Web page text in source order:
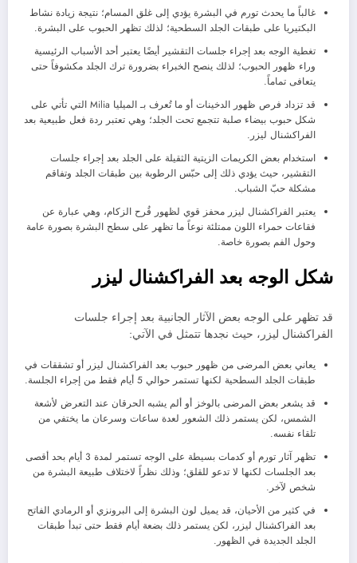
غالباً ما يحدث تورم في البشرة يؤدي إلى غلق المسام؛ نتيجة زيادة نشاط
البكتيريا على طبقات الجلد السطحية؛ لذلك تظهر الحبوب على البشرة.
تغطية الوجه بعد إجراء جلسات التقشير أيضًا يعتبر أحد الأسباب الرئيسية
وراء ظهور الحبوب؛ لذلك ينصح الخبراء بضرورة ترك الجلد مكشوفاً حتى
يتعافى تماماً.
قد تزداد فرص ظهور الدخينات أو ما تُعرف بـ الميليا Milia التي تأتي على
شكل حبوب بيضاء صلبة تتجمع تحت الجلد؛ وهي تعتبر ردة فعل طبيعية بعد
الفراكشنال ليزر.
استخدام بعض الكريمات الزيتية الثقيلة على الجلد بعد إجراء جلسات
التقشير، حيث يؤدي ذلك إلى حبّس الرطوبة بين طبقات الجلد وتفاقم
مشكلة حبّ الشباب.
يعتبر الفراكشنال ليزر محفز قوي لظهور قُرح الزكام، وهي عبارة عن
فقاعات حمراء اللون ممتلئة نوعاً ما تظهر على سطح البشرة بصورة عامة
وحول الفم بصورة خاصة.
شكل الوجه بعد الفراكشنال ليزر
قد تظهر على الوجه بعض الآثار الجانبية بعد إجراء جلسات
الفراكشنال ليزر، حيث نجدها تتمثل في الآتي:
يعاني بعض المرضى من ظهور حبوب بعد الفراكشنال ليزر أو تشققات في
طبقات الجلد السطحية لكنها تستمر حوالي 5 أيام فقط من إجراء الجلسة.
قد يشعر بعض المرضى بالوخز أو ألم يشبه الحرقان عند التعرض لأشعة
الشمس، لكن يستمر ذلك الشعور لعدة ساعات وسرعان ما يختفي من
تلقاء نفسه.
تظهر آثار تورم أو كدمات بسيطة على الوجه تستمر لمدة 3 أيام بحد أقصى
بعد الجلسات لكنها لا تدعو للقلق؛ وذلك نظراً لاختلاف طبيعة البشرة من
شخص لآخر.
في كثير من الأحيان، قد يميل لون البشرة إلى البرونزي أو الرمادي الفاتح
بعد الفراكشنال ليزر، لكن يستمر ذلك بضعة أيام فقط حتى تبدأ طبقات
الجلد الجديدة في الظهور.